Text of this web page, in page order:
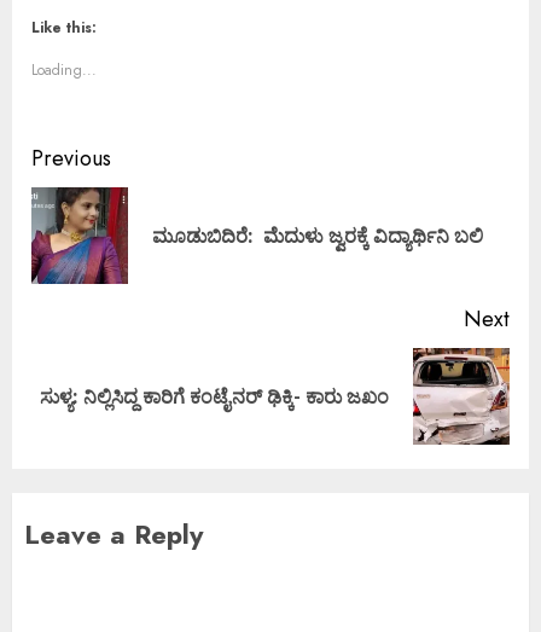
Like this:
Loading...
Previous
ಮೂಡುಬಿದಿರೆ: ಮೆದುಳು ಜ್ವರಕ್ಕೆ ವಿದ್ಯಾರ್ಥಿನಿ ಬಲಿ
Next
ಸುಳ್ಯ: ನಿಲ್ಲಿಸಿದ್ದ ಕಾರಿಗೆ ಕಂಟೈನರ್ ಢಿಕ್ಕಿ- ಕಾರು ಜಖಂ
Leave a Reply